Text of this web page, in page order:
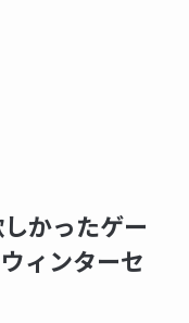
かったゲー
ィンターセ